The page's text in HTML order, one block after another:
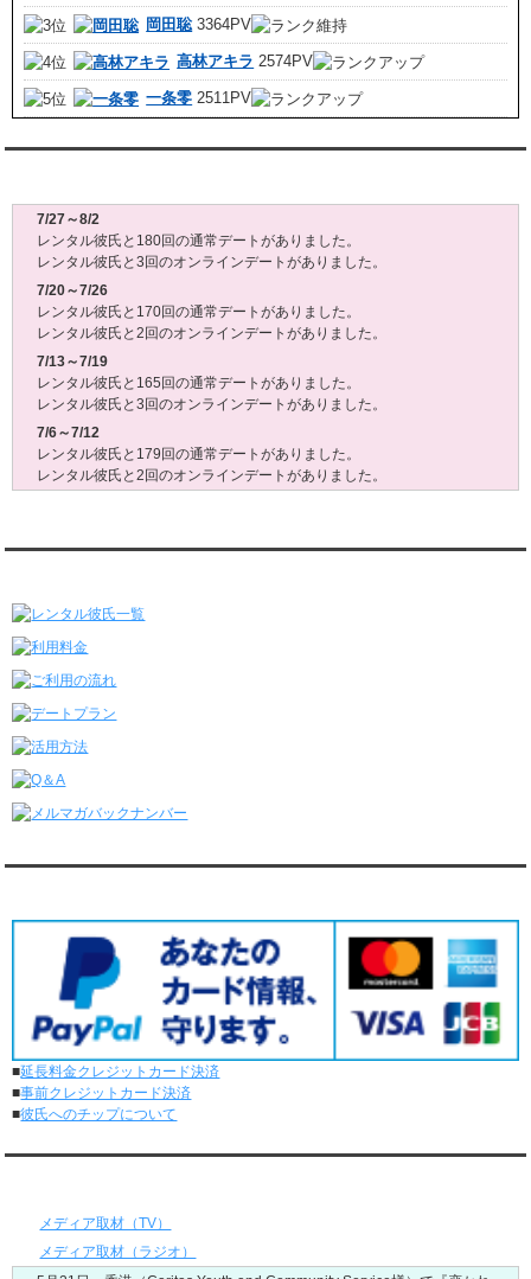
岡田聡3364PV
高林アキラ 2574PV
一条零 2511PV
7/27～8/2
レンタル彼氏と180回の通常デートがありました。
レンタル彼氏と3回のオンラインデートがありました。
7/20～7/26
レンタル彼氏と170回の通常デートがありました。
レンタル彼氏と2回のオンラインデートがありました。
7/13～7/19
レンタル彼氏と165回の通常デートがありました。
レンタル彼氏と3回のオンラインデートがありました。
7/6～7/12
レンタル彼氏と179回の通常デートがありました。
レンタル彼氏と2回のオンラインデートがありました。
レンタル彼氏と3回のオンラインデートがありました。
レンタル彼氏と2回のオンラインデートがありました。
6/15～6/21
レンタル彼氏と4回のオンラインデートがありました。
6/8～6/14
レンタル彼氏と161回の通常デートがありました。
レンタル彼氏と3回のオンラインデートがありました。
6/1～6/7
レンタル彼氏と165回の通常デートがありました。
レンタル彼氏と153回の通常デートがありました。
レンタル彼氏と1回のオンラインデートがありました。
5/11～5/17
レンタル彼氏と164回の通常デートがありました。
レンタル彼氏と2回のオンラインデートがありました。
5/4～5/10
レンタル彼氏と151回の通常デートがありました。
レンタル彼氏と2回のオンラインデートがありました。
4/20～4/26
レンタル彼氏と159回の通常デートがありました。
レンタル彼氏と3回のオンラインデートがありました。
■延長料金クレジットカード決済
■事前クレジットカード決済
■彼氏へのチップについて
メディア取材（TV）
メディア取材（ラジオ）